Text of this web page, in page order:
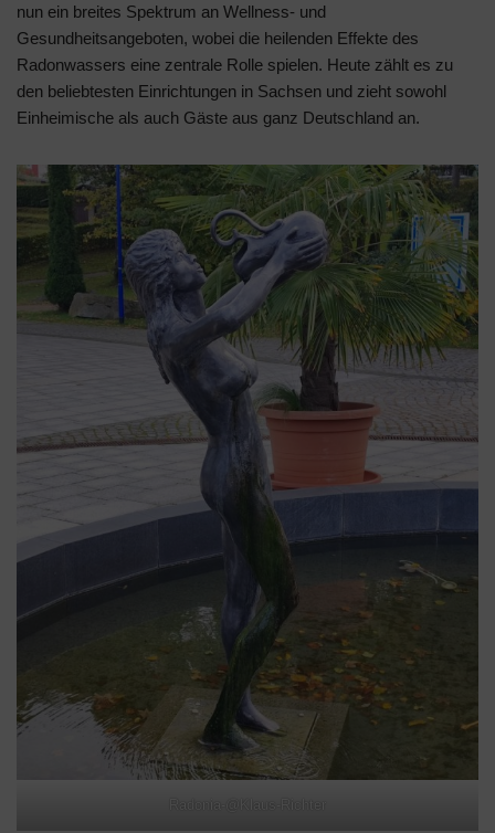
nun ein breites Spektrum an Wellness- und
Gesundheitsangeboten, wobei die heilenden Effekte des
Radonwassers eine zentrale Rolle spielen. Heute zählt es zu
den beliebtesten Einrichtungen in Sachsen und zieht sowohl
Einheimische als auch Gäste aus ganz Deutschland an.